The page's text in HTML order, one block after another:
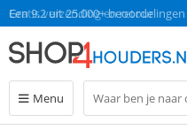
Gratis verzending en retour
Een 9.2 uit 25.000+ beoordelingen
Menu